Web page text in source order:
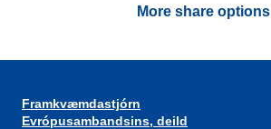
More share options
Framkvæmdastjórn
Evrópusambandsins, deild